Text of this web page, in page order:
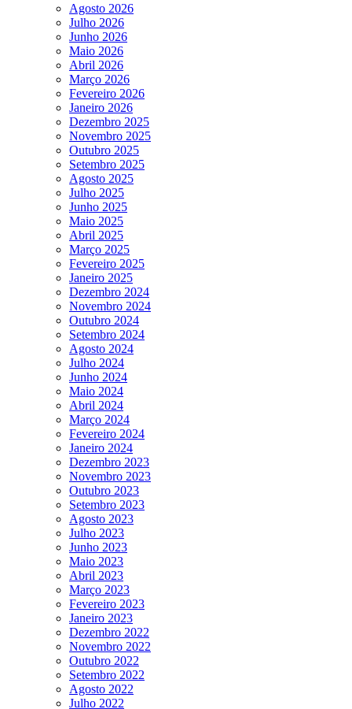
Agosto 2026
Julho 2026
Junho 2026
Maio 2026
Abril 2026
Março 2026
Fevereiro 2026
Janeiro 2026
Dezembro 2025
Novembro 2025
Outubro 2025
Setembro 2025
Agosto 2025
Julho 2025
Junho 2025
Maio 2025
Abril 2025
Março 2025
Fevereiro 2025
Janeiro 2025
Dezembro 2024
Novembro 2024
Outubro 2024
Setembro 2024
Agosto 2024
Julho 2024
Junho 2024
Maio 2024
Abril 2024
Março 2024
Fevereiro 2024
Janeiro 2024
Dezembro 2023
Novembro 2023
Outubro 2023
Setembro 2023
Agosto 2023
Julho 2023
Junho 2023
Maio 2023
Abril 2023
Março 2023
Fevereiro 2023
Janeiro 2023
Dezembro 2022
Novembro 2022
Outubro 2022
Setembro 2022
Agosto 2022
Julho 2022